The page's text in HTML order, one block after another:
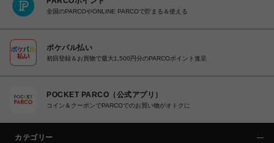
全国のPARCOやONLINE PARCOで貯まる＆使える
ポケパル払い
初回登録＆お買物で最大1,500円分のPARCOポイント進呈
POCKET PARCO（公式アプリ）
コイン＆クーポンでPARCOでのお買い物がオトクに
カテゴリー